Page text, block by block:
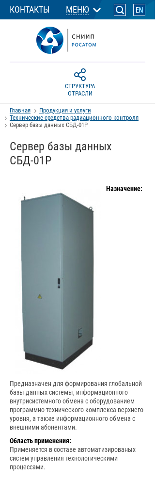
КОНТАКТЫ МЕНЮ
СТРУКТУРА
ОТРАСЛИ
Главная
Продукция и услуги
Технические средства радиационного контроля
Сервер базы данных СБД-01Р
Сервер базы данных
СБД-01Р
Назначение:
Предназначен для формирования глобальной
базы данных системы, информационного
внутрисистемного обмена с оборудованием
программно-технического комплекса верхнего
уровня, а также информационного обмена с
внешними абонентами.
Область применения:
Применяется в составе автоматизированых
систем управления технологическими
процессами.